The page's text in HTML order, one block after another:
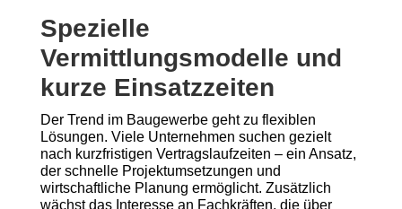
Spezielle
Vermittlungsmodelle und
kurze Einsatzzeiten
Der Trend im Baugewerbe geht zu flexiblen
Lösungen. Viele Unternehmen suchen gezielt
nach kurzfristigen Vertragslaufzeiten – ein Ansatz,
der schnelle Projektumsetzungen und
wirtschaftliche Planung ermöglicht. Zusätzlich
wächst das Interesse an Fachkräften, die über